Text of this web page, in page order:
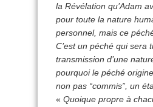
la Révélation qu’Adam
pour toute la nature
personnel, mais ce
C’est un péché qui sera
transmission d’une
pourquoi le péché
non pas “commis”, un
« Quoique propre à